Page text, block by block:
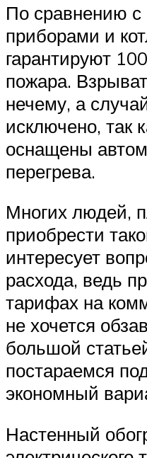
По сравнению с
приборами и
гарантируют
пожара.
нечему, а
исключено, так
оснащены
перегрева.
Многих людей,
приобрести
интересует
расхода, ведь
тарифах на
не хочется
большой
постараемся
экономный
Настенный